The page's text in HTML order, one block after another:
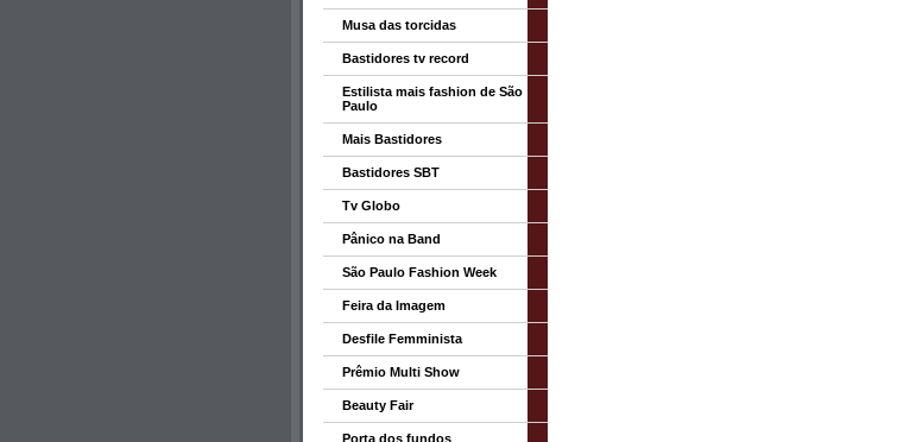
Musa das torcidas
Bastidores tv record
Estilista mais fashion de São
Paulo
Mais Bastidores
Bastidores SBT
Tv Globo
Pânico na Band
São Paulo Fashion Week
Feira da Imagem
Desfile Femminista
Prêmio Multi Show
Beauty Fair
Porta dos fundos